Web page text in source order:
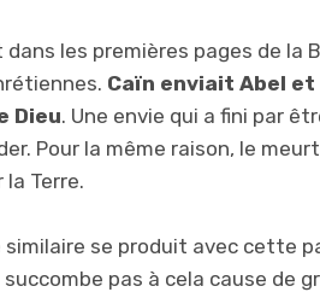
les premières pages de la
Caïn enviait Abel
Dieu. Une envie qui a fini par
Pour la même raison, le
Terre.
similaire se produit avec cette
succombe pas à cela cause de